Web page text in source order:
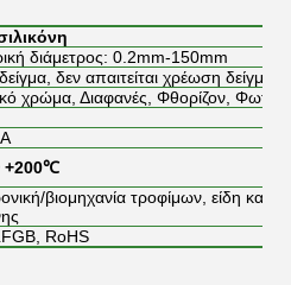
διάμετρος: 0.2mm-150mm
δεν απαιτείται χρέωση
χρώμα, Διαφανές, Φθορίζον,
+200℃
βιομηχανία τροφίμων, είδη
RoHS